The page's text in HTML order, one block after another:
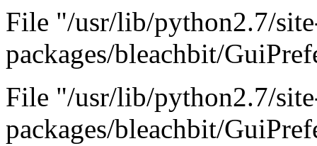
File "/usr/lib/python2.7/
packages/bleachbit/
File "/usr/lib/python2.7/
packages/bleachbit/